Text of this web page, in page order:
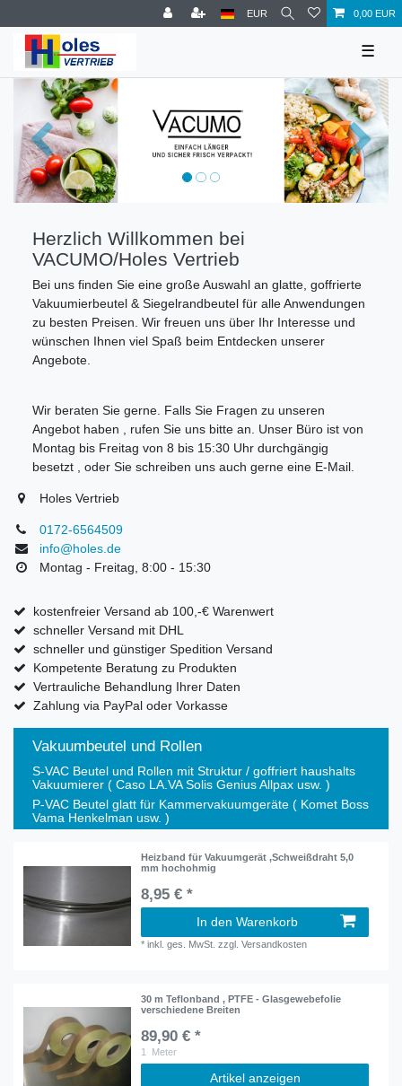
EUR 0,00 EUR
☰
Zurück
Herzlich Willkommen bei
VACUMO/Holes Vertrieb
Bei uns finden Sie eine große Auswahl an glatte, goffrierte
Vakuumierbeutel & Siegelrandbeutel für alle Anwendungen
zu besten Preisen. Wir freuen uns über Ihr Interesse und
wünschen Ihnen viel Spaß beim Entdecken unserer
Angebote.
Wir beraten Sie gerne. Falls Sie Fragen zu unseren
Angebot haben , rufen Sie uns bitte an. Unser Büro ist von
Montag bis Freitag von 8 bis 15:30 Uhr durchgängig
besetzt , oder Sie schreiben uns auch gerne eine E-Mail.
Holes Vertrieb
0172-6564509
info@holes.de
Montag - Freitag, 8:00 - 15:30
kostenfreier Versand ab 100,-€ Warenwert
schneller Versand mit DHL
schneller und günstiger Spedition Versand
Kompetente Beratung zu Produkten
Vertrauliche Behandlung Ihrer Daten
Zahlung via PayPal oder Vorkasse
Vakuumbeutel und Rollen
S-VAC Beutel und Rollen mit Struktur / goffriert haushalts
Vakuumierer ( Caso LA.VA Solis Genius Allpax usw. )
P-VAC Beutel glatt für Kammervakuumgeräte ( Komet Boss
Vama Henkelman usw. )
Heizband für Vakuumgerät ,Schweißdraht 5,0
mm hochohmig
8,95 € *
In den Warenkorb
*inkl. ges. MwSt. zzgl.Versandkosten
30 m Teflonband , PTFE - Glasgewebefolie
verschiedene Breiten
89,90 € *
1 Meter
Artikel anzeigen